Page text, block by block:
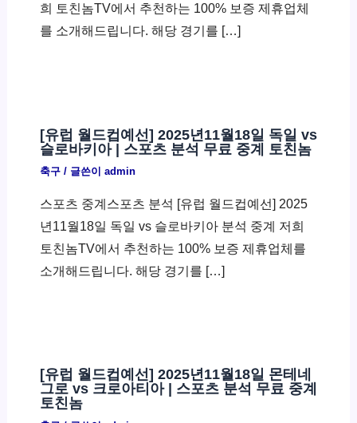
희 토친놈TV에서 추천하는 100% 보증 제휴업체
를 소개해드립니다. 해당 경기를 […]
[유럽 월드컵예선] 2025년11월18일 독일 vs
슬로바키아 | 스포츠 분석 무료 중계 토친놈
축구/ 글쓴이 admin
스포츠 중계스포츠 분석 [유럽 월드컵예선] 2025
년11월18일 독일 vs 슬로바키아 분석 중계 저희
토친놈TV에서 추천하는 100% 보증 제휴업체를
소개해드립니다. 해당 경기를 […]
[유럽 월드컵예선] 2025년11월18일 몬테네
그로 vs 크로아티아 | 스포츠 분석 무료 중계
토친놈